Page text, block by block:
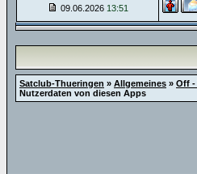
09.06.2026 13:51
Satclub-Thueringen » Allgemeines » Off -
Nutzerdaten von diesen Apps